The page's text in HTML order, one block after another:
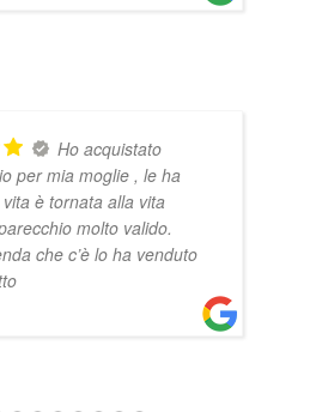
Ho acquistato
per mia moglie , le ha
è tornata alla vita
molto valido.
che c’è lo ha venduto